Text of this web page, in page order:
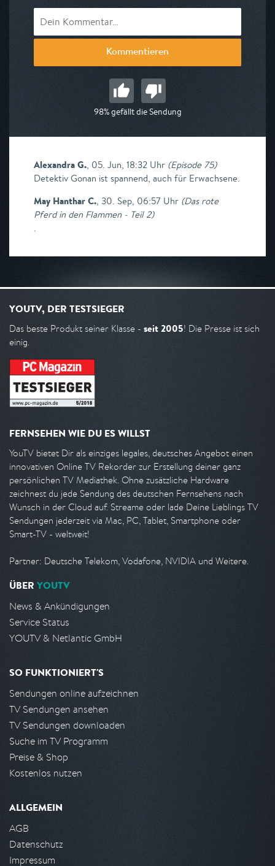
Kommentieren
98% gefällt die Sendung
Alexandra G., 05. Jun, 18:32 Uhr (Episode 75)
Detektiv Gonan ist spannend, auch für Erwachsene.
May Hanthar C., 30. Sep, 06:57 Uhr (Das rote
Pferd in den Flammen - Teil 2)
.
YOUTV, DER TESTSIEGER
Das beste Produkt seiner Klasse - seit 2005! Die Presse ist sich
einig.
FERNSEHEN WIE DU ES WILLST
YouTV bietet Dir als einziges legales, deutsches Angebot einen
innovativen Online TV Rekorder zur Erstellung deiner ganz
persönlichen TV Mediathek. Ohne zusätzliche Hardware
zeichnest du jede Sendung des deutschen Fernsehens nach
Wunsch in der Cloud auf. Streame oder lade Deine Lieblings TV
Sendungen jederzeit via Mac, PC, Tablet, Smartphone oder
Smart-TV - weltweit!
Partner: Deutsche Telekom, Vodafone, NVIDIA und Weitere.
ÜBER YOUTV
News & Ankündigungen
Service Status
YOUTV & Netlantic GmbH
SO FUNKTIONIERT'S
Sendungen online aufzeichnen
TV Sendungen ansehen
TV Sendungen downloaden
Suche im TV Programm
Preise & Shop
Kostenlos nutzen
ALLGEMEIN
AGB
Datenschutz
Impressum